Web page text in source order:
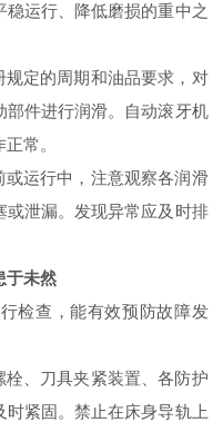
运行、降低磨损的重中之
定的周期和油品要求，对
部件进行润滑。自动滚牙机
常。
运行中，注意观察各润滑
或泄漏。发现异常应及时排
于未然
查，能有效预防故障发
、刀具夹紧装置、各防护
紧固。禁止在床身导轨上